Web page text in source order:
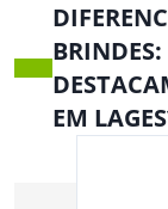
EM